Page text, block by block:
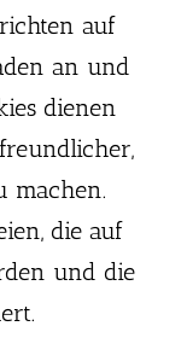
richten auf
an und
dienen
machen.
die auf
und die